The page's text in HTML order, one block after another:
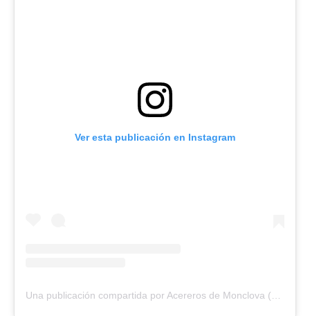
Ver esta publicación en Instagram
Una publicación compartida por Acereros de Monclova (@acererosoficial)